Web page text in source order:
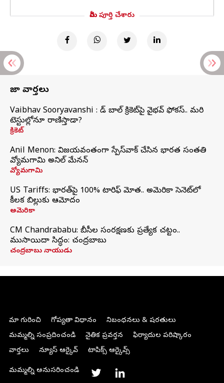
మీరు పూర్తి చేశారు
తాజా వార్తలు
Vaibhav Sooryavanshi : రెడ్ బాల్ క్రికెట్‌పై వైభవ్ ఫోకస్.. మరి
టెస్టుల్లోనూ రాణిస్తాడా?
క్రికెట్
Anil Menon: విజయవంతంగా స్పేస్‌వాక్‌ చేసిన భారత సంతతి
వ్యోమగామి అనిల్‌ మేనన్
వ్యోమగామి
US Tariffs: భారత్‌పై 100% టారిఫ్‌ మోత.. అమెరికా సెనెట్‌లో
కీలక బిల్లుకు ఆమోదం
అమెరికా
CM Chandrababu: బీసీల సంరక్షణకు ప్రత్యేక చట్టం..
ముసాయిదా సిద్ధం: చంద్రబాబు
చంద్రబాబు నాయుడు
మా గురించి గోప్యతా విధానం
నిబంధనలు & షరతులు
మమ్మల్ని సంప్రదించండి
నైతిక ప్రవర్తన
ఫిర్యాదుల పరిష్కారం
వార్తలు
న్యూస్ ఆర్కైవ్ టాపిక్స్ ఆర్కైవ్స్
మమ్మల్ని అనుసరించండి